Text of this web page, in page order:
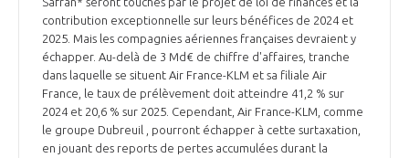
contribution exceptionnelle sur leurs bénéfices de 2024 et
2025. Mais les compagnies aériennes françaises devraient y
échapper. Au-delà de 3 Md€ de chiffre d'affaires, tranche
dans laquelle se situent Air France-KLM et sa filiale Air
France, le taux de prélèvement doit atteindre 41,2 % sur
2024 et 20,6 % sur 2025. Cependant, Air France-KLM, comme
le groupe Dubreuil , pourront échapper à cette surtaxation,
en jouant des reports de pertes accumulées durant la